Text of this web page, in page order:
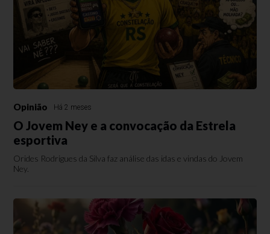
Opinião Há 2 meses
O Jovem Ney e a convocação da Estrela
esportiva
Orides Rodrigues da Silva faz análise das idas e vindas do Jovem
Ney.